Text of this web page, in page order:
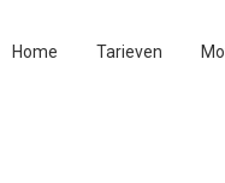
Home Tarieven